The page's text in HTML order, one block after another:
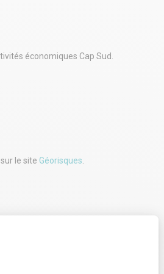
économiques Cap Sud.
secteur dynamique et en
le site Géorisques